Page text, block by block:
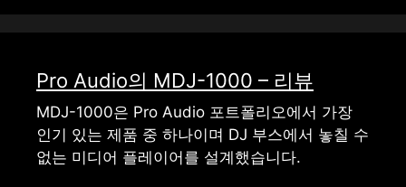
Pro Audio의 MDJ-1000 – 리뷰
MDJ-1000은 Pro Audio 포트폴리오에서 가장
인기 있는 제품 중 하나이며 DJ 부스에서 놓칠 수
없는 미디어 플레이어를 설계했습니다.